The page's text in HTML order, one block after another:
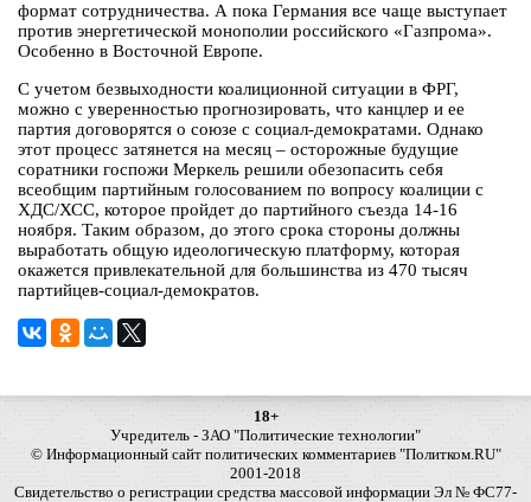
формат сотрудничества. А пока Германия все чаще выступает
против энергетической монополии российского «Газпрома».
Особенно в Восточной Европе.
С учетом безвыходности коалиционной ситуации в ФРГ,
можно с уверенностью прогнозировать, что канцлер и ее
партия договорятся о союзе с социал-демократами. Однако
этот процесс затянется на месяц – осторожные будущие
соратники госпожи Меркель решили обезопасить себя
всеобщим партийным голосованием по вопросу коалиции с
ХДС/ХСС, которое пройдет до партийного съезда 14-16
ноября. Таким образом, до этого срока стороны должны
выработать общую идеологическую платформу, которая
окажется привлекательной для большинства из 470 тысяч
партийцев-социал-демократов.
18+
Учредитель - ЗАО "Политические технологии"
© Информационный сайт политических комментариев "Политком.RU"
2001-2018
Свидетельство о регистрации средства массовой информации Эл № ФС77-